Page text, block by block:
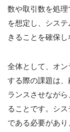
数や取引数を処
を想定し、シス
きることを確保し
全体として、オ
する際の課題は
ランスさせなが
ることです。シ
である必要があ